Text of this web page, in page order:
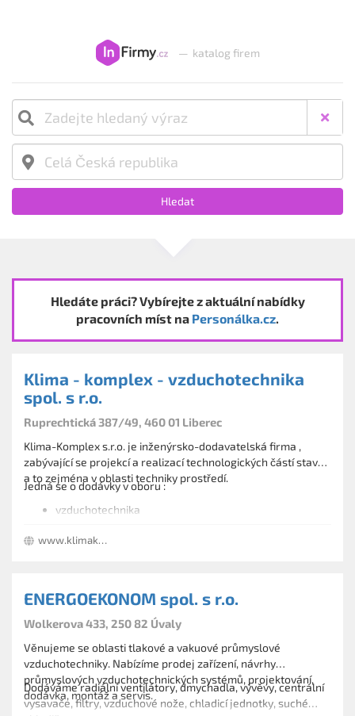
— katalog firem
Hledat
Hledáte práci? Vybírejte z aktuální nabídky
pracovních míst na Personálka.cz.
Klima - komplex - vzduchotechnika
spol. s r.o.
Ruprechtická 387/49, 460 01 Liberec
Klima-Komplex s.r.o. je inženýrsko-dodavatelská firma ,
zabývající se projekcí a realizací technologických částí staveb
a to zejména v oblasti techniky prostředí.
Jedná se o dodávky v oboru :
vzduchotechnika
odsávání v průmyslových firmách
www.klimakomplex.cz
ENERGOEKONOM spol. s r.o.
Wolkerova 433, 250 82 Úvaly
Věnujeme se oblasti tlakové a vakuové průmyslové
vzduchotechniky. Nabízíme prodej zařízení, návrhy
průmyslových vzduchotechnických systémů, projektování,
dodávka, montáž a servis.
Dodáváme radiální ventilátory, dmychadla, vývěvy, centrální
vysavače, filtry, vzduchové nože, chladicí jednotky, suché